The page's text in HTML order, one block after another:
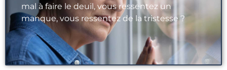
mal à faire le deuil, vous ressentez un
manque, vous ressentez de la tristesse ?